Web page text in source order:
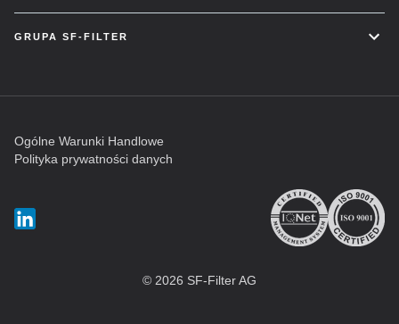
GRUPA SF-FILTER
Ogólne Warunki Handlowe
Polityka prywatności danych
© 2026 SF-Filter AG